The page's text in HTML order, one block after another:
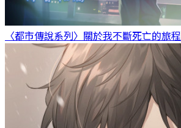
〈都市傳說系列〉關於我不斷死亡的旅程